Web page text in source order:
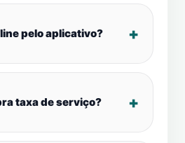
pelo aplicativo?
taxa de serviço?